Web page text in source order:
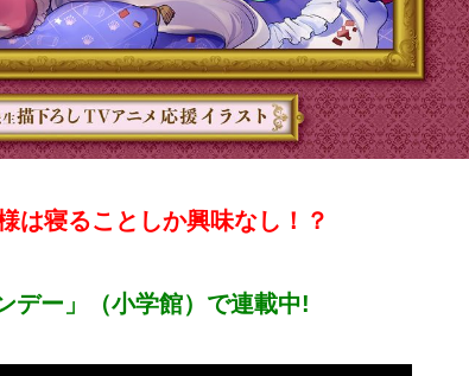
は寝ることしか興味なし！？
デー」（小学館）で連載中!